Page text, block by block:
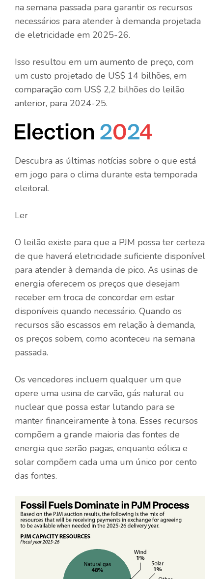
na semana passada para garantir os recursos
necessários para atender à demanda projetada
de eletricidade em 2025-26.
Isso resultou em um aumento de preço, com
um custo projetado de US$ 14 bilhões, em
comparação com US$ 2,2 bilhões do leilão
anterior, para 2024-25.
Descubra as últimas notícias sobre o que está
em jogo para o clima durante esta temporada
eleitoral.
Ler
O leilão existe para que a PJM possa ter certeza
de que haverá eletricidade suficiente disponível
para atender à demanda de pico. As usinas de
energia oferecem os preços que desejam
receber em troca de concordar em estar
disponíveis quando necessário. Quando os
recursos são escassos em relação à demanda,
os preços sobem, como aconteceu na semana
passada.
Os vencedores incluem qualquer um que
opere uma usina de carvão, gás natural ou
nuclear que possa estar lutando para se
manter financeiramente à tona. Esses recursos
compõem a grande maioria das fontes de
energia que serão pagas, enquanto eólica e
solar compõem cada uma um único por cento
das fontes.